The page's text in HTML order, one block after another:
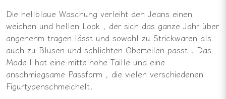
Die hellblaue Waschung verleiht den Jeans einen
weichen und hellen Look , der sich das ganze Jahr über
angenehm tragen lässt und sowohl zu Strickwaren als
auch zu Blusen und schlichten Oberteilen passt . Das
Modell hat eine mittelhohe Taille und eine
anschmiegsame Passform , die vielen verschiedenen
Figurtypenschmeichelt.